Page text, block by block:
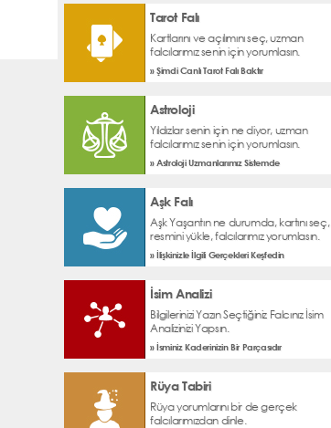
Tarot Falı
Kartlarını ve açılımını seç, uzman
falcılarımız senin için yorumlasın.
» Şimdi Canlı Tarot Falı Baktır
Astroloji
Yıldızlar senin için ne diyor, uzman
falcılarımız senin için yorumlasın.
» Astroloji Uzmanlarımız Sistemde
Aşk Falı
Aşk Yaşantın ne durumda, kartını seç,
resmini yükle, falcılarımız yorumlasın.
» İlişkinizle İlgili Gerçekleri Keşfedin
İsim Analizi
Bilgilerinizi Yazın Seçtiğiniz Falcınız İsim
Analizinizi Yapsın.
» İsminiz Kaderinizin Bir Parçasıdır
Rüya Tabiri
Rüya yorumlarını bir de gerçek
falcılarımızdan dinle.